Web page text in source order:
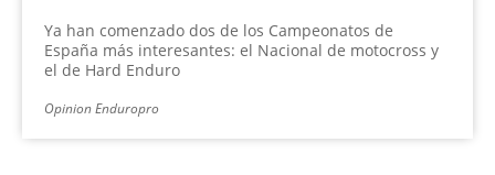
Ya han comenzado dos de los Campeonatos de
España más interesantes: el Nacional de motocross y
el de Hard Enduro
Opinion Enduropro